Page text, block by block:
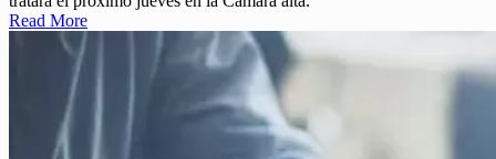
Read More